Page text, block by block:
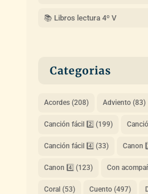
📚 Libros lectura 4º V
Categorias
Acordes(208) Adviento(83)
Canción fácil 2️⃣ (199)
Canción fácil 4️⃣ (33) Canon
Canon 4️⃣ (123) Con
Coral(53) Cuento(497)